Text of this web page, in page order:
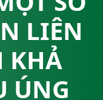
LIÊN
KHẢ
ÚNG